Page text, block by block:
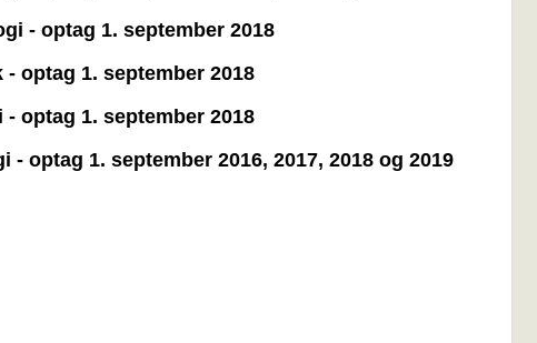
- optag 1. september 2018
optag 1. september 2018
optag 1. september 2018
optag 1. september 2016, 2017, 2018 og 2019